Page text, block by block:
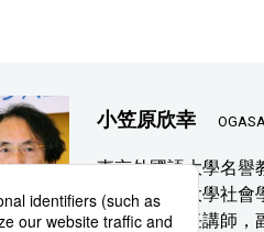
小笠原欣幸
東京外國語大學名譽
教授。一橋大學社
國語大學專任講師，